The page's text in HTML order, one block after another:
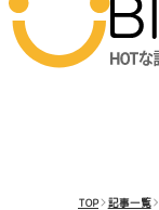
TOP 記事一覧